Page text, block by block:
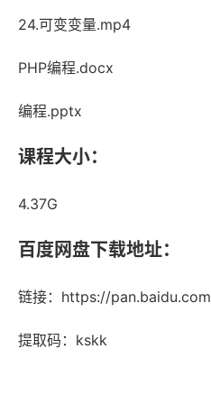
24.可变变量.mp4
PHP编程.docx
编程.pptx
课程大小：
4.37G
百度网盘下载地址：
链接：https://
提取码：kskk